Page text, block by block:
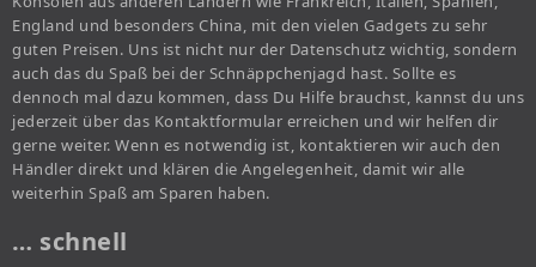
England und besonders China, mit den vielen Gadgets zu sehr
guten Preisen. Uns ist nicht nur der Datenschutz wichtig, sondern
auch das du Spaß bei der Schnäppchenjagd hast. Sollte es
dennoch mal dazu kommen, dass Du Hilfe brauchst, kannst du uns
jederzeit über das Kontaktformular erreichen und wir helfen dir
gerne weiter. Wenn es notwendig ist, kontaktieren wir auch den
Händler direkt und klären die Angelegenheit, damit wir alle
weiterhin Spaß am Sparen haben.
… schnell